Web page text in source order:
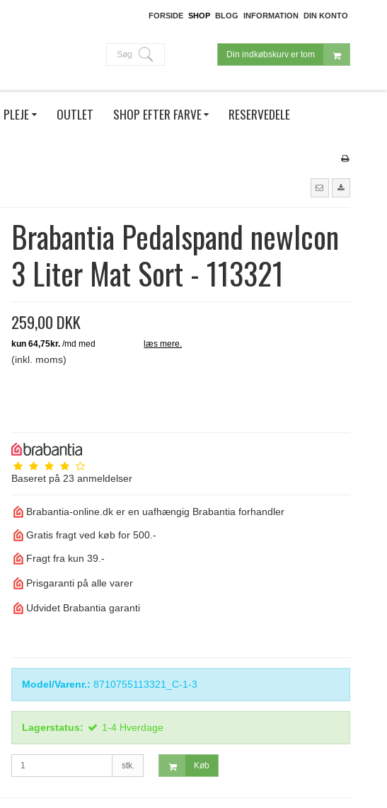
FORSIDE SHOP BLOG INFORMATION DIN KONTO
Din indkøbskurv er tom
Søg
OUTLET SHOP EFTER FARVE RESERVEDELE
Brabantia Pedalspand newIcon
3 Liter Mat Sort - 113321
259,00 DKK
(inkl. moms)
Baseret på 23 anmeldelser
Brabantia-online.dk er en uafhængig Brabantia forhandler
Gratis fragt ved køb for 500.-
Fragt fra kun 39.-
Prisgaranti på alle varer
Udvidet Brabantia garanti
Model/Varenr.: 8710755113321_C-1-3
Lagerstatus: 1-4 Hverdage
stk. Køb